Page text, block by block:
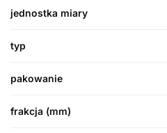
jednostka miary
typ
pakowanie
frakcja (mm)